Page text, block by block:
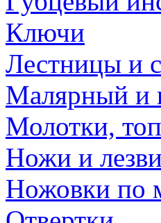
Ключи
Лестницы и
Малярный и
Молотки,
Ножи и
Ножовки по